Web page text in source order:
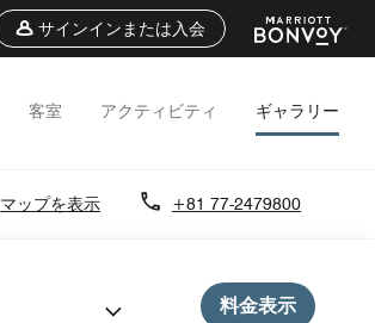
サインインまたは入会
客室 アクティビティ ギャラリー
マップを表示 +81 77-2479800
料金表示